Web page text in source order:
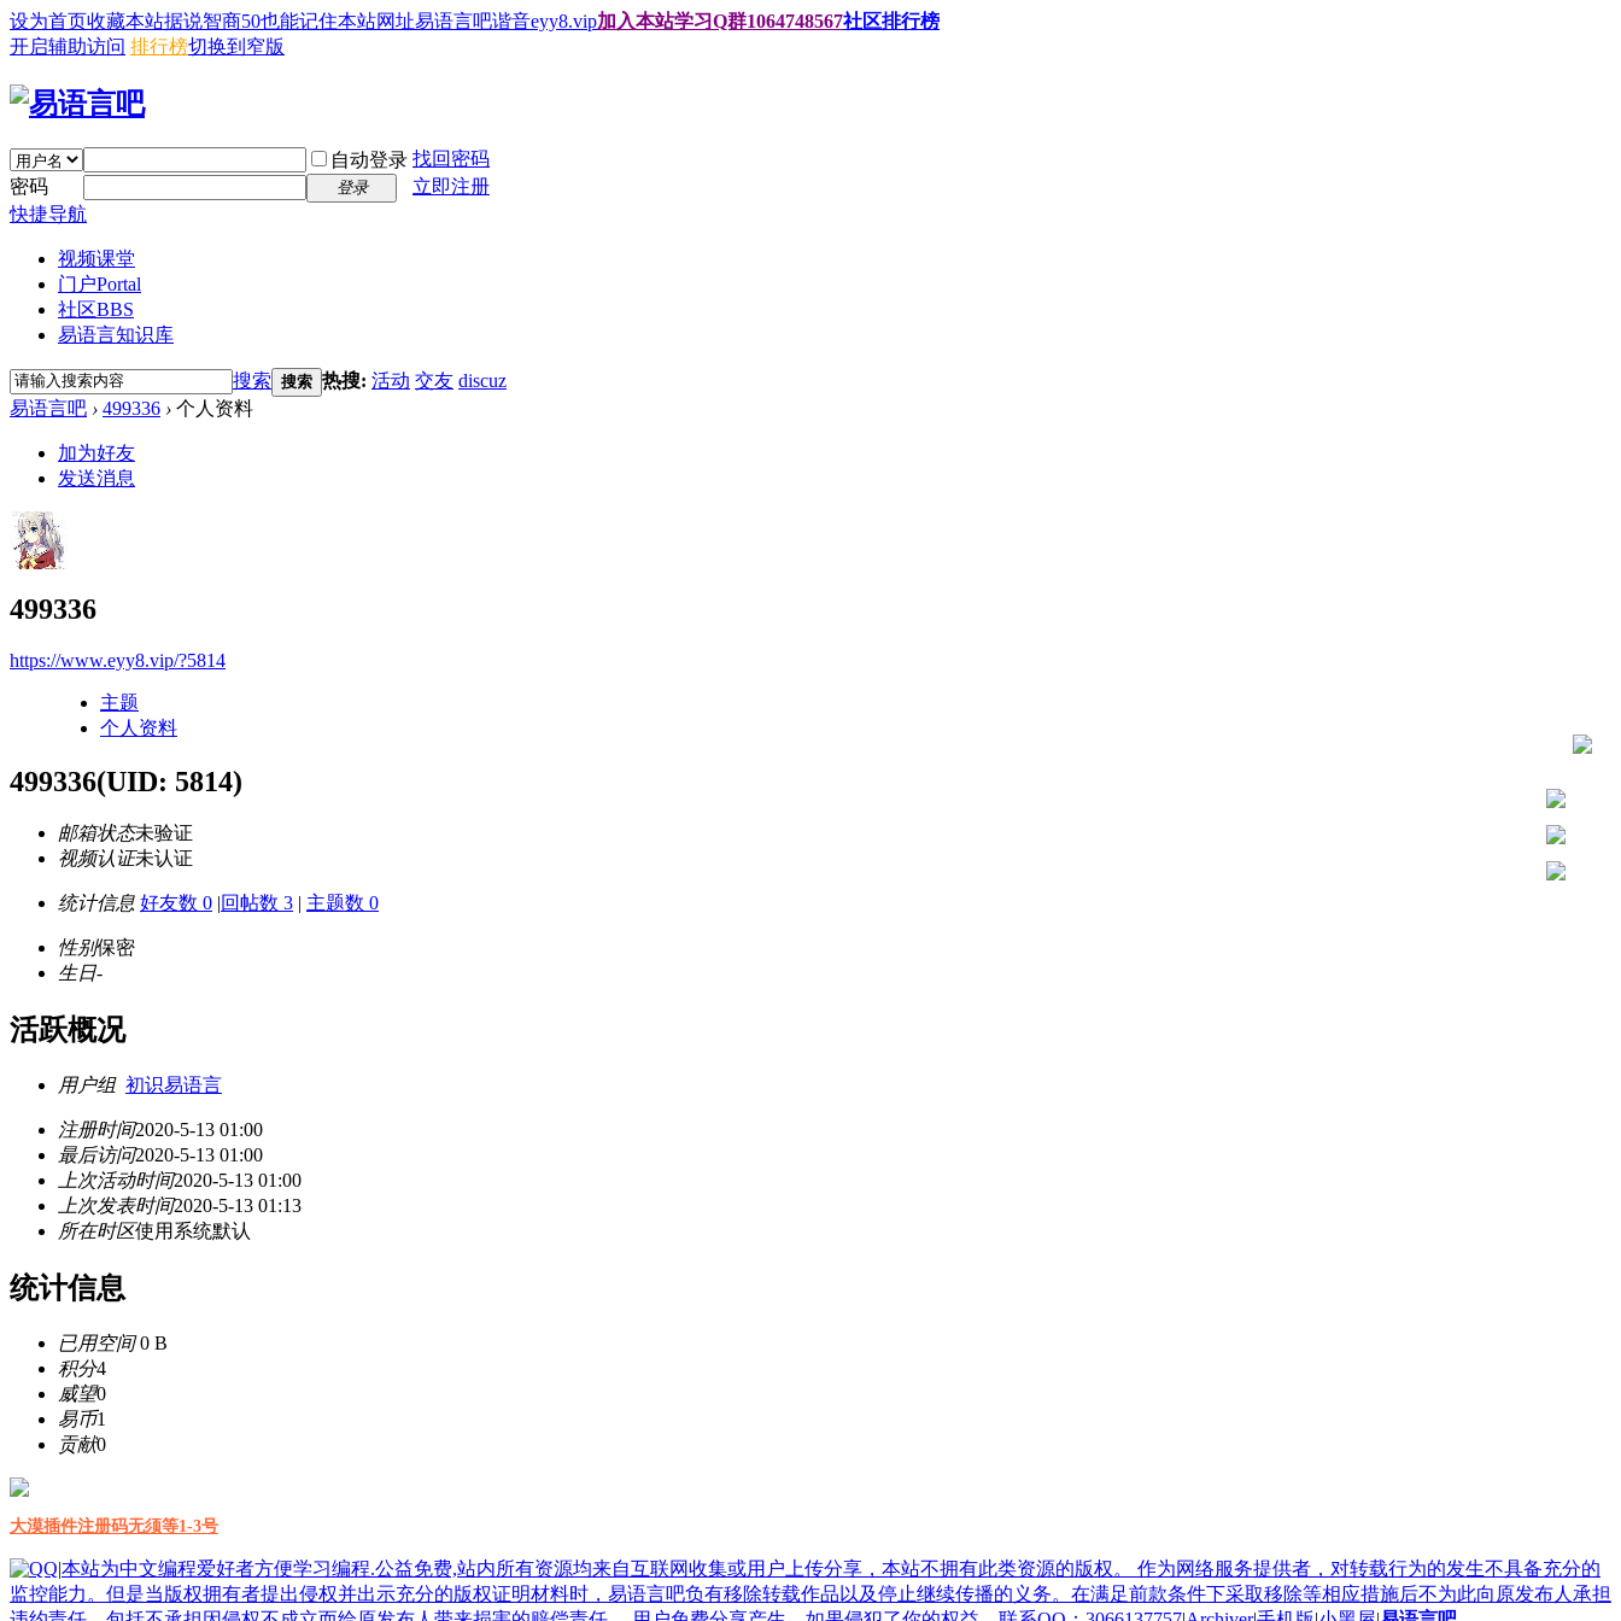
设为首页收藏本站据说智商50也能记住本站网址易语言吧谐音eyy8.vip加入本站学习Q群1064748567社区排行榜
开启辅助访问 排行榜切换到窄版
自动登录 找回密码
密码
登录
立即注册
快捷导航
视频课堂
门户Portal
社区BBS
易语言知识库
搜索 搜索 热搜: 活动 交友 discuz
易语言吧 › 499336 › 个人资料
加为好友
发送消息
499336
https://www.eyy8.vip/?5814
主题
个人资料
499336(UID: 5814)
邮箱状态未验证
视频认证未认证
统计信息 好友数 0 |回帖数 3 | 主题数 0
性别保密
生日-
活跃概况
用户组 初识易语言
注册时间2020-5-13 01:00
最后访问2020-5-13 01:00
上次活动时间2020-5-13 01:00
上次发表时间2020-5-13 01:13
所在时区使用系统默认
统计信息
已用空间0 B
积分4
威望0
易币1
贡献0
大漠插件注册码无须等1-3号
|本站为中文编程爱好者方便学习编程.公益免费,站内所有资源均来自互联网收集或用户上传分享，本站不拥有此类资源的版权。 作为网络服务提供者，对转载行为的发生不具备充分的
监控能力。但是当版权拥有者提出侵权并出示充分的版权证明材料时，易语言吧负有移除转载作品以及停止继续传播的义务。在满足前款条件下采取移除等相应措施后不为此向原发布人承担